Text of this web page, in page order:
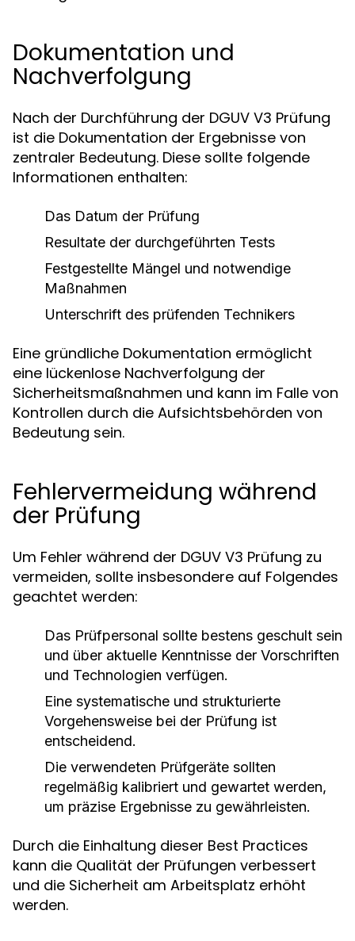
Dokumentation und
Nachverfolgung
Nach der Durchführung der DGUV V3 Prüfung
ist die Dokumentation der Ergebnisse von
zentraler Bedeutung. Diese sollte folgende
Informationen enthalten:
Das Datum der Prüfung
Resultate der durchgeführten Tests
Festgestellte Mängel und notwendige
Maßnahmen
Unterschrift des prüfenden Technikers
Eine gründliche Dokumentation ermöglicht
eine lückenlose Nachverfolgung der
Sicherheitsmaßnahmen und kann im Falle von
Kontrollen durch die Aufsichtsbehörden von
Bedeutung sein.
Fehlervermeidung während
der Prüfung
Um Fehler während der DGUV V3 Prüfung zu
vermeiden, sollte insbesondere auf Folgendes
geachtet werden:
Das Prüfpersonal sollte bestens geschult sein
und über aktuelle Kenntnisse der Vorschriften
und Technologien verfügen.
Eine systematische und strukturierte
Vorgehensweise bei der Prüfung ist
entscheidend.
Die verwendeten Prüfgeräte sollten
regelmäßig kalibriert und gewartet werden,
um präzise Ergebnisse zu gewährleisten.
Durch die Einhaltung dieser Best Practices
kann die Qualität der Prüfungen verbessert
und die Sicherheit am Arbeitsplatz erhöht
werden.